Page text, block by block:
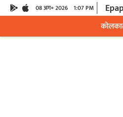
08 अग॰ 2026 1:07 PM